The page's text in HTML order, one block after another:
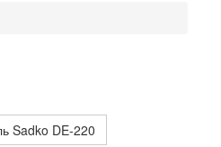
Sadko DE-220